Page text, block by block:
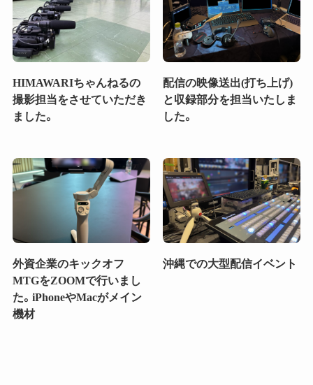
HIMAWARIちゃんねるの
撮影担当をさせていただき
ました。
配信の映像送出(打ち上げ)
と収録部分を担当いたしま
した。
外資企業のキックオフ
MTGをZOOMで行いまし
た。iPhoneやMacがメイン
機材
沖縄での大型配信イベント